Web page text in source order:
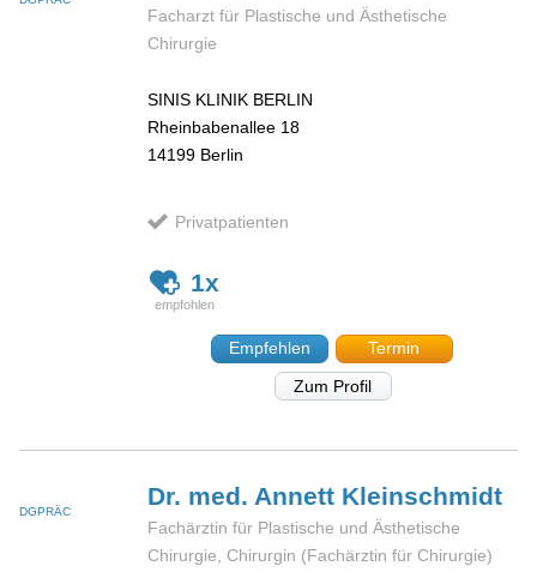
Facharzt für Plastische und Ästhetische
Chirurgie
SINIS KLINIK BERLIN
Rheinbabenallee 18
14199 Berlin
Privatpatienten
1x
Empfehlen
Termin
Zum Profil
DGPRÄC
Dr. med. Annett Kleinschmidt
Fachärztin für Plastische und Ästhetische
Chirurgie, Chirurgin (Fachärztin für Chirurgie)